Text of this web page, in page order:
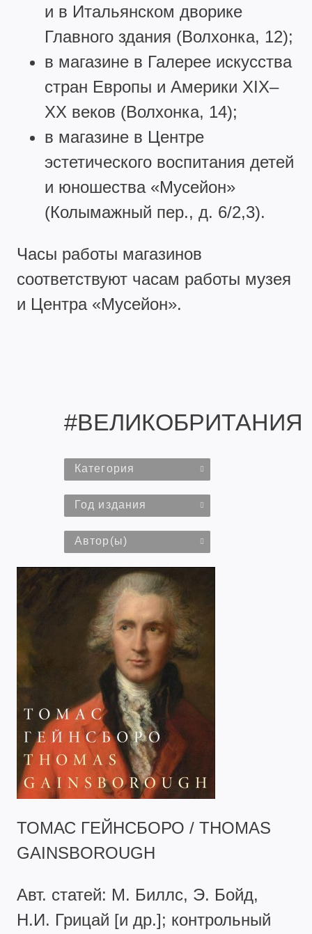
и в Итальянском дворике
Главного здания (Волхонка, 12);
в магазине в Галерее искусства
стран Европы и Америки XIX–
XX веков (Волхонка, 14);
в магазине в Центре
эстетического воспитания детей
и юношества «Мусейон»
(Колымажный пер., д. 6/2,3).
Часы работы магазинов
соответствуют часам работы музея
и Центра «Мусейон».
#ВЕЛИКОБРИТАНИЯ
Категория
Год издания
Автор(ы)
ТОМАС ГЕЙНСБОРО / THOMAS
GAINSBOROUGH
Авт. статей: М. Биллс, Э. Бойд,
Н.И. Грицай [и др.]; контрольный